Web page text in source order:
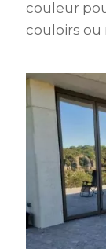
couleur
couloirs ou